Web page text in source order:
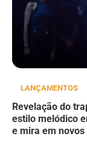
LANÇAMENTOS
Revelação do
estilo melódico
e mira em